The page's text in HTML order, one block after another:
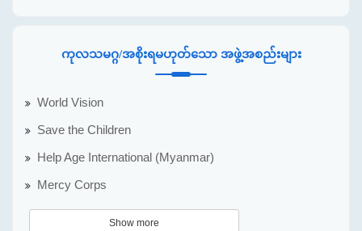
ကုလသမဂ္ဂ/အစိုးရမဟုတ်သော အဖွဲ့အစည်းများ
World Vision
Save the Children
Help Age International (Myanmar)
Mercy Corps
Show more